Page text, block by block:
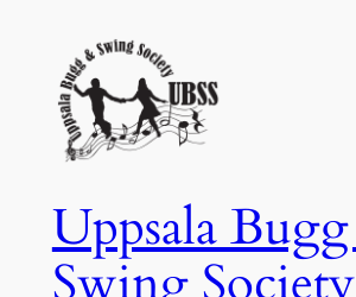
innehåll
Uppsala
Swing Society